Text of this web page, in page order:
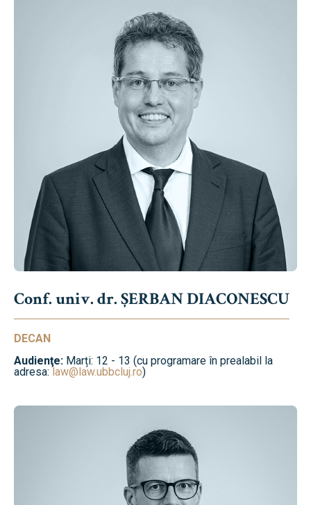
Conf. univ. dr. ȘERBAN DIACONESCU
DECAN
Audienţe: Marți: 12 - 13 (cu programare în prealabil la
adresa:law@law.ubbcluj.ro)